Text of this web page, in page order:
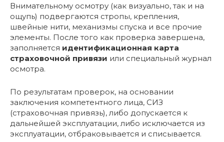
Внимательному осмотру (как визуально, так и на
ощупь) подвергаются стропы, крепления,
швейные нити, механизмы спуска и все прочие
элементы. После того как проверка завершена,
заполняется идентификационная карта
страховочной привязи или специальный журнал
осмотра.
По результатам проверок, на основании
заключения компетентного лица, СИЗ
(страховочная привязь), либо допускается к
дальнейшей эксплуатации, либо исключается из
эксплуатации, отбраковывается и списывается.